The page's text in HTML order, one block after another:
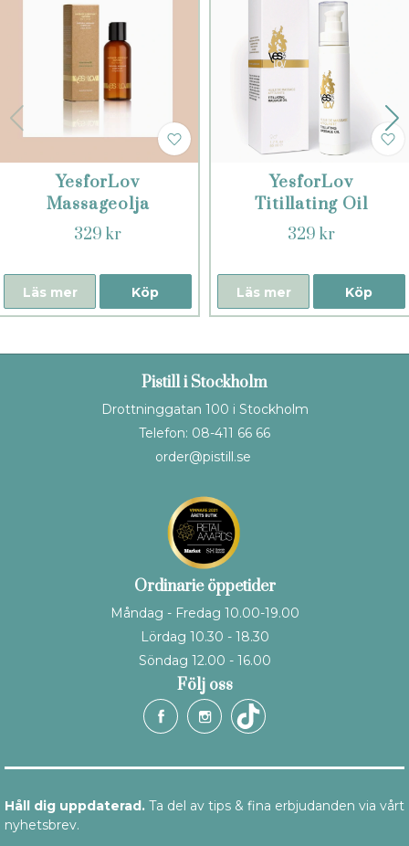
YesforLov
Massageolja
Orange Blossom
329 kr
Köp
Läs mer
YesforLov
Titillating Oil
329 kr
Köp
Läs mer
Pistill i Stockholm
Drottninggatan 100 i Stockholm
Telefon: 08-411 66 66
order@pistill.se
Ordinarie öppetider
Måndag - Fredag 10.00-19.00
Lördag 10.30 - 18.30
Söndag 12.00 - 16.00
Följ oss
Håll dig uppdaterad. Ta del av tips & fina erbjudanden via vårt
nyhetsbrev.